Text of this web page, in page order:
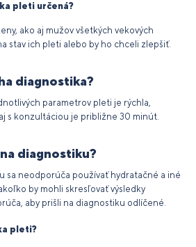
pleti určená?
ako aj mužov všetkých vekových
stav ich pleti alebo by ho chceli zlepšiť.
diagnostika?
parametrov pleti je rýchla,
s konzultáciou je približne 30 minút.
diagnostiku?
sa neodporúča používať hydratačné a iné
by mohli skresľovať výsledky
aby prišli na diagnostiku odlíčené.
pleti?